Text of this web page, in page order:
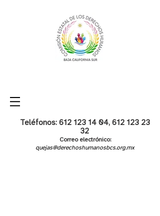
Teléfonos: 612 123 14 04, 612 123 23
32
Correo electrónico:
quejas@derechoshumanosbcs.org.mx